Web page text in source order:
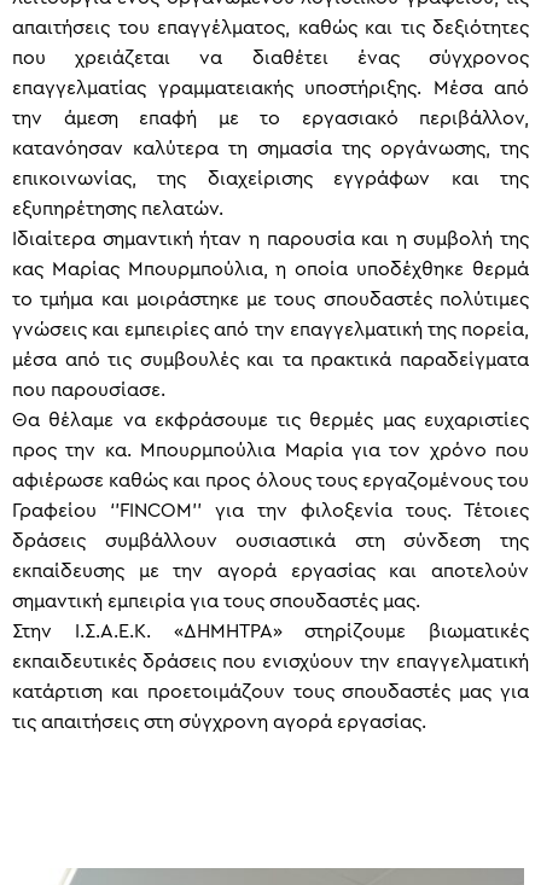
απαιτήσεις του επαγγέλματος, καθώς και τις δεξιότητες
που χρειάζεται να διαθέτει ένας σύγχρονος
επαγγελματίας γραμματειακής υποστήριξης. Μέσα από
την άμεση επαφή με το εργασιακό περιβάλλον,
κατανόησαν καλύτερα τη σημασία της οργάνωσης, της
επικοινωνίας, της διαχείρισης εγγράφων και της
εξυπηρέτησης πελατών.
Ιδιαίτερα σημαντική ήταν η παρουσία και η συμβολή της
κας Μαρίας Μπουρμπούλια, η οποία υποδέχθηκε θερμά
το τμήμα και μοιράστηκε με τους σπουδαστές πολύτιμες
γνώσεις και εμπειρίες από την επαγγελματική της πορεία,
μέσα από τις συμβουλές και τα πρακτικά παραδείγματα
που παρουσίασε.
Θα θέλαμε να εκφράσουμε τις θερμές μας ευχαριστίες
προς την κα. Μπουρμπούλια Μαρία για τον χρόνο που
αφιέρωσε καθώς και προς όλους τους εργαζομένους του
Γραφείου ‘’FINCOM’’ για την φιλοξενία τους. Τέτοιες
δράσεις συμβάλλουν ουσιαστικά στη σύνδεση της
εκπαίδευσης με την αγορά εργασίας και αποτελούν
σημαντική εμπειρία για τους σπουδαστές μας.
Στην Ι.Σ.Α.Ε.Κ. «ΔΗΜΗΤΡΑ» στηρίζουμε βιωματικές
εκπαιδευτικές δράσεις που ενισχύουν την επαγγελματική
κατάρτιση και προετοιμάζουν τους σπουδαστές μας για
τις απαιτήσεις στη σύγχρονη αγορά εργασίας.